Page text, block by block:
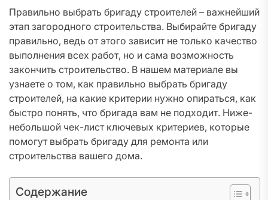
Правильно выбрать бригаду строителей – важнейший
этап загородного строительства. Выбирайте бригаду
правильно, ведь от этого зависит не только качество
выполнения всех работ, но и сама возможность
закончить строительство. В нашем материале вы
узнаете о том, как правильно выбрать бригаду
строителей, на какие критерии нужно опираться, как
быстро понять, что бригада вам не подходит. Ниже-
небольшой чек-лист ключевых критериев, которые
помогут выбрать бригаду для ремонта или
строительства вашего дома.
Содержание